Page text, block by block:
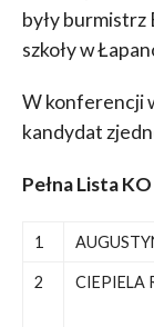
były burmistrz
szkoły w
W konferencji
kandydat
Pełna Lista
1
2 CIEPIELA